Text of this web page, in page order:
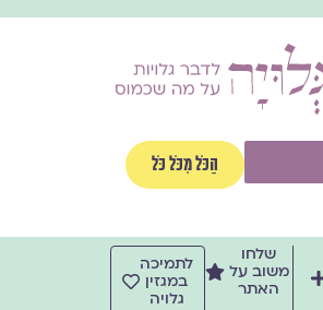
הַכֹּל מִכֹּל כֹּל
שלחו
משוב על
האתר
לתמיכה
במגזין
גלויה